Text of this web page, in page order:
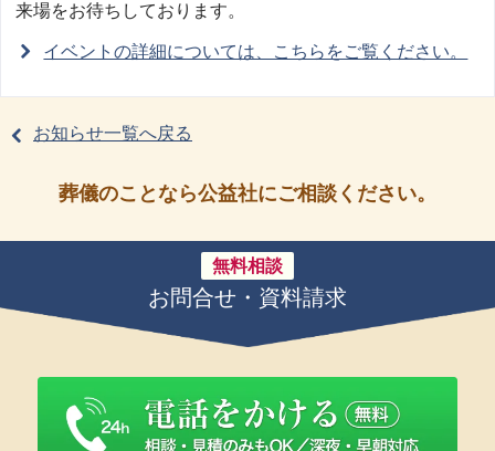
来場をお待ちしております。
イベントの詳細については、こちらをご覧ください。
お知らせ一覧へ戻る
葬儀のことなら公益社にご相談ください。
無料相談
お問合せ・資料請求